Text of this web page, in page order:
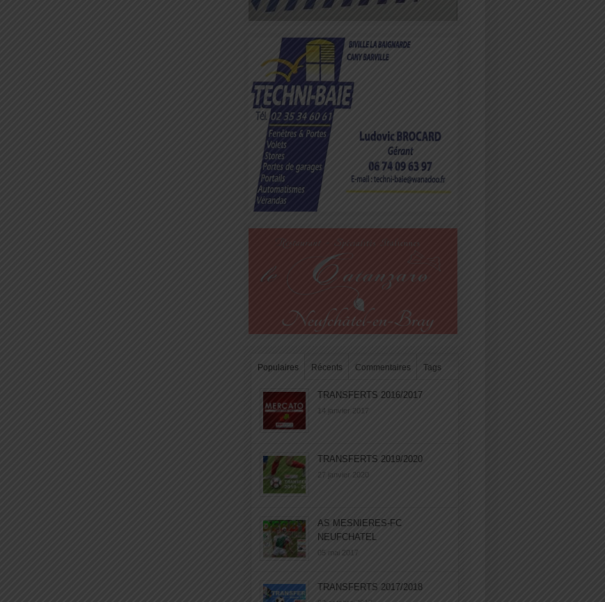
Populaires Récents Commentaires Tags
TRANSFERTS 2016/2017
14 janvier 2017
TRANSFERTS 2019/2020
27 janvier 2020
AS MESNIERES-FC
NEUFCHATEL
05 mai 2017
TRANSFERTS 2017/2018